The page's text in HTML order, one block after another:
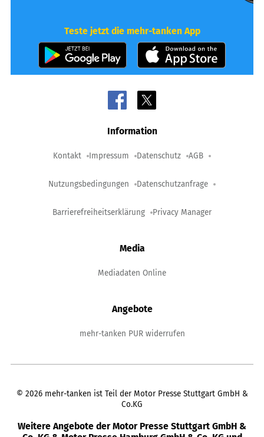
Teste jetzt die mehr-tanken App
Information
Kontakt Impressum Datenschutz AGB
Nutzungsbedingungen Datenschutzanfrage
Barrierefreiheitserklärung Privacy Manager
Media
Mediadaten Online
Angebote
mehr-tanken PUR widerrufen
© 2026 mehr-tanken ist Teil der Motor Presse Stuttgart GmbH &
Co.KG
Weitere Angebote der Motor Presse Stuttgart GmbH &